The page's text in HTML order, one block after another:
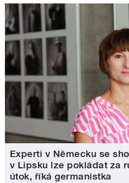
Experti v Německu se
v Lipsku lze pokládat za
útok, říká germanistka